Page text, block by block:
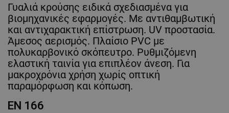
Γυαλιά κρούσης ειδικά σχεδιασμένα για
βιομηχανικές εφαρμογές. Με αντιθαμβωτική
και αντιχαρακτική επίστρωση. UV προστασία.
Άμεσος αερισμός. Πλαίσιο PVC με
πολυκαρβονικό σκόπευτρο. Ρυθμιζόμενη
ελαστική ταινία για επιπλέον άνεση. Για
μακροχρόνια χρήση χωρίς οπτική
παραμόρφωση και κόπωση.
EN 166